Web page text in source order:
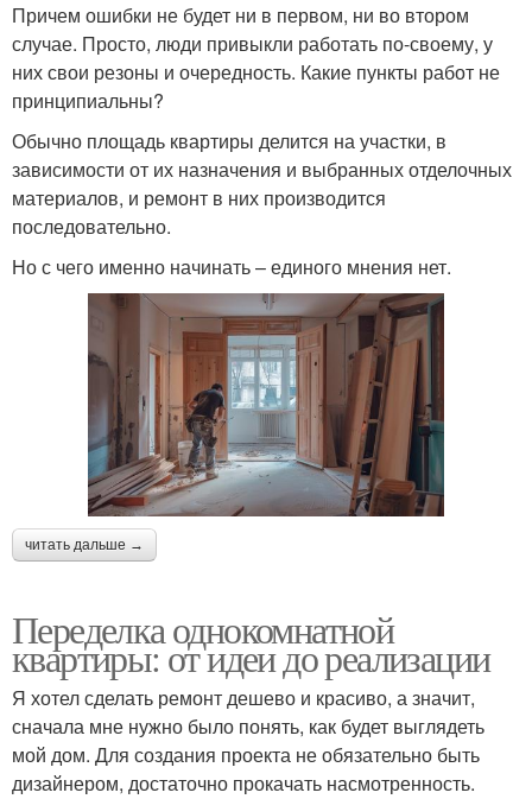
Причем ошибки не будет ни в первом, ни во втором
случае. Просто, люди привыкли работать по-своему, у
них свои резоны и очередность. Какие пункты работ не
принципиальны?
Обычно площадь квартиры делится на участки, в
зависимости от их назначения и выбранных отделочных
материалов, и ремонт в них производится
последовательно.
Но с чего именно начинать – единого мнения нет.
читать дальше →
Переделка однокомнатной
квартиры: от идеи до реализации
Я хотел сделать ремонт дешево и красиво, а значит,
сначала мне нужно было понять, как будет выглядеть
мой дом. Для создания проекта не обязательно быть
дизайнером, достаточно прокачать насмотренность.